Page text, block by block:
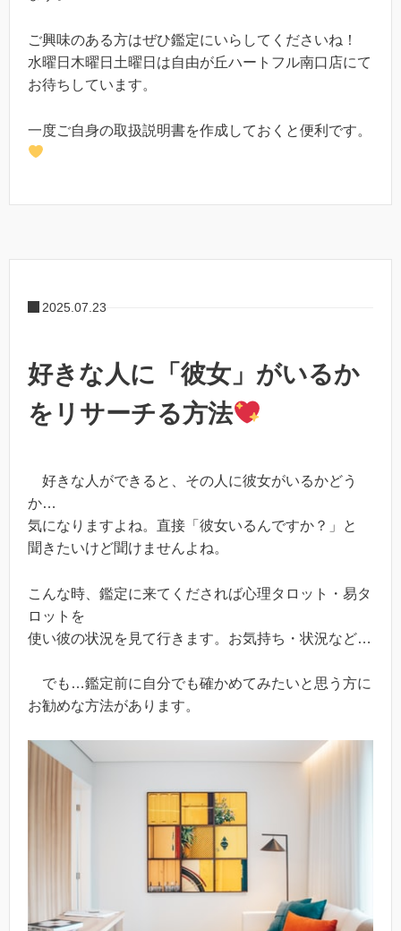
ご興味のある方はぜひ鑑定にいらしてくださいね！
水曜日木曜日土曜日は自由が丘ハートフル南口店にて
お待ちしています。
一度ご自身の取扱説明書を作成しておくと便利です。
2025.07.23
好きな人に「彼女」がいるか
をリサーチる方法
好きな人ができると、その人に彼女がいるかどう
か…
気になりますよね。直接「彼女いるんですか？」と
聞きたいけど聞けませんよね。
こんな時、鑑定に来てくだされば心理タロット・易タ
ロットを
使い彼の状況を見て行きます。お気持ち・状況など…
でも…鑑定前に自分でも確かめてみたいと思う方に
お勧めな方法があります。